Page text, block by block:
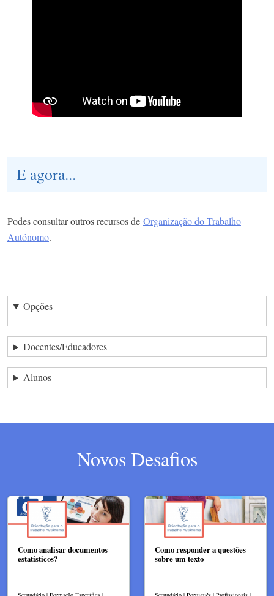
E agora...
Podes consultar outros recursos de Organização do Trabalho
Autónomo.
Opções
Docentes/Educadores
Alunos
Novos Desafios
Como analisar documentos
estatísticos?
Como responder a questões
sobre um texto